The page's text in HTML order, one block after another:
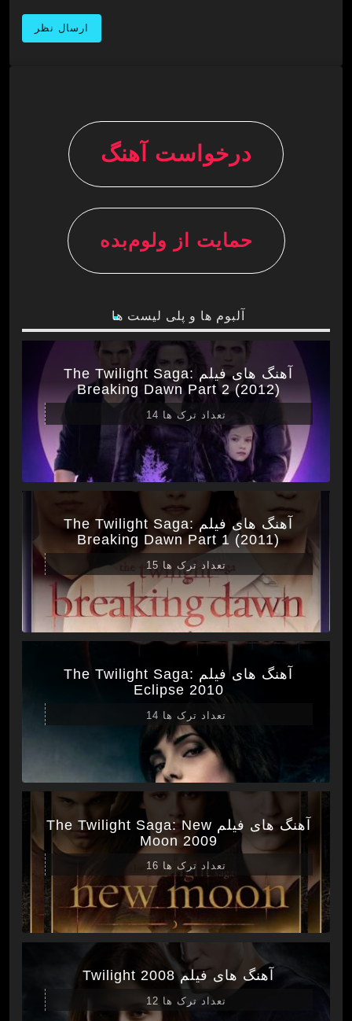
درخواست آهنگ
حمایت از ولوم‌بده
آلبوم ها و پلی لیست ها
آهنگ های فیلم The Twilight Saga:
Breaking Dawn Part 2 (2012)
تعداد ترک ها 14
آهنگ های فیلم The Twilight Saga:
Breaking Dawn Part 1 (2011)
تعداد ترک ها 15
آهنگ های فیلم The Twilight Saga:
Eclipse 2010
تعداد ترک ها 14
آهنگ های فیلم The Twilight Saga: New
Moon 2009
تعداد ترک ها 16
آهنگ های فیلم Twilight 2008
تعداد ترک ها 12